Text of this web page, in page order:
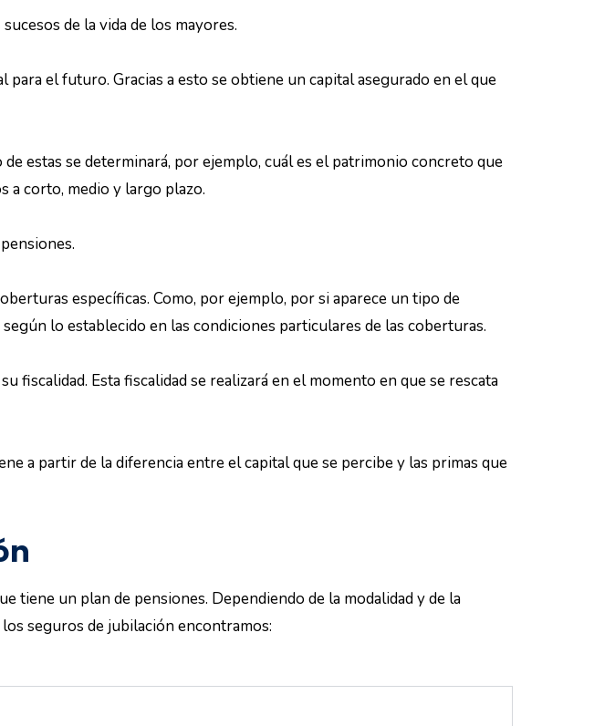
de la vida de los mayores.
el futuro. Gracias a esto se obtiene un capital asegurado en el que
estas se determinará, por ejemplo, cuál es el patrimonio concreto que
a corto, medio y largo plazo.
específicas. Como, por ejemplo, por si aparece un tipo de
lo establecido en las condiciones particulares de las coberturas.
Esta fiscalidad se realizará en el momento en que se rescata
a partir de la diferencia entre el capital que se percibe y las primas que
tiene un plan de pensiones. Dependiendo de la modalidad y de la
seguros de jubilación encontramos: